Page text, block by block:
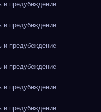
и предубеждение
и предубеждение
и предубеждение
и предубеждение
и предубеждение
и предубеждение